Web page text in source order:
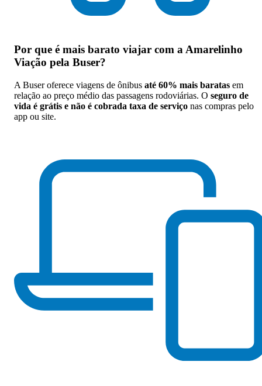
Por que é mais barato viajar com a Amarelinho
Viação pela Buser?
A Buser oferece viagens de ônibus até 60% mais baratas em
relação ao preço médio das passagens rodoviárias. O seguro de
vida é grátis e não é cobrada taxa de serviço nas compras pelo
app ou site.